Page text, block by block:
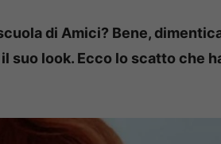
di Amici? Bene,
suo look. Ecco lo scatto che